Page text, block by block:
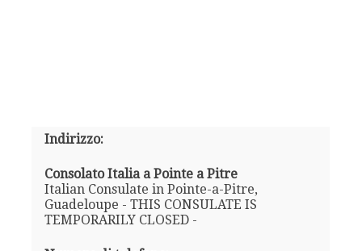
Indirizzo:
Consolato Italia a Pointe a Pitre
Italian Consulate in Pointe-a-Pitre,
Guadeloupe - THIS CONSULATE IS
TEMPORARILY CLOSED -